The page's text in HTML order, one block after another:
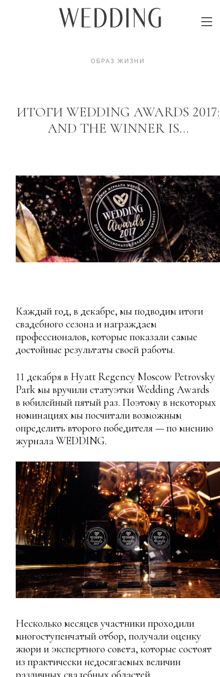
ОБРАЗ ЖИЗНИ
ИТОГИ WEDDING AWARDS 2017:
AND THE WINNER IS…
Каждый год, в декабре, мы подводим итоги
свадебного сезона и награждаем
профессионалов, которые показали самые
достойные результаты своей работы.
11 декабря в Hyatt Regency Moscow Petrovsky
Park мы вручили статуэтки Wedding Awards
в юбилейный пятый раз. Поэтому в некоторых
номинациях мы посчитали возможным
определить второго победителя — по мнению
журнала WEDDING.
Несколько месяцев участники проходили
многоступенчатый отбор, получали оценку
жюри и экспертного совета, которые состоят
из практически недосягаемых величин